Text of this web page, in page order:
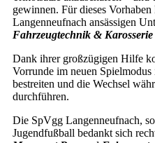
gewinnen. Für dieses
Langenneufnach ansässigen
Fahrzeugtechnik & Karosserie
Dank ihrer großzügigen Hilfe
Vorrunde im neuen
bestreiten und die Wechsel
durchführen.
Die SpVgg Langenneufnach,
Jugendfußball bedankt sich